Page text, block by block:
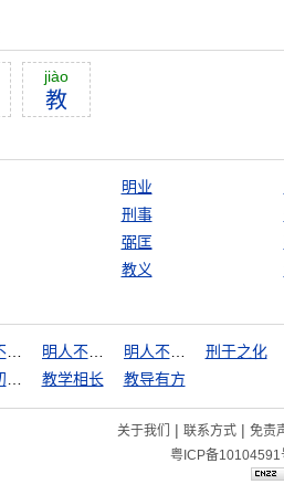
jiào
教
明业
刑事
弼匡
教义
明人不作暗事 明人不做暗事 明人不说暗话 刑于之化
教学相长 教导有方
关于我们 | 联系方式 | 免责
粤ICP备10104591